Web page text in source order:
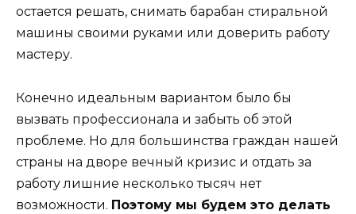
остается решать, снимать барабан стиральной
машины своими руками или доверить работу
мастеру.
Конечно идеальным вариантом было бы
вызвать профессионала и забыть об этой
проблеме. Но для большинства граждан нашей
страны на дворе вечный кризис и отдать за
работу лишние несколько тысяч нет
возможности. Поэтому мы будем это делать